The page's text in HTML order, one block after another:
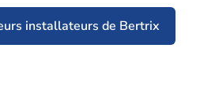
installateurs de Bertrix